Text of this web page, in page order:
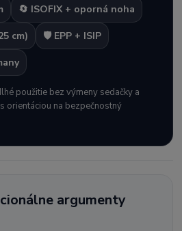
🔄 ISOFIX + oporná noha
cm) 🛡️ EPP + ISIP
použitie bez výmeny sedačky a
orientáciou na bezpečnostný
argumenty